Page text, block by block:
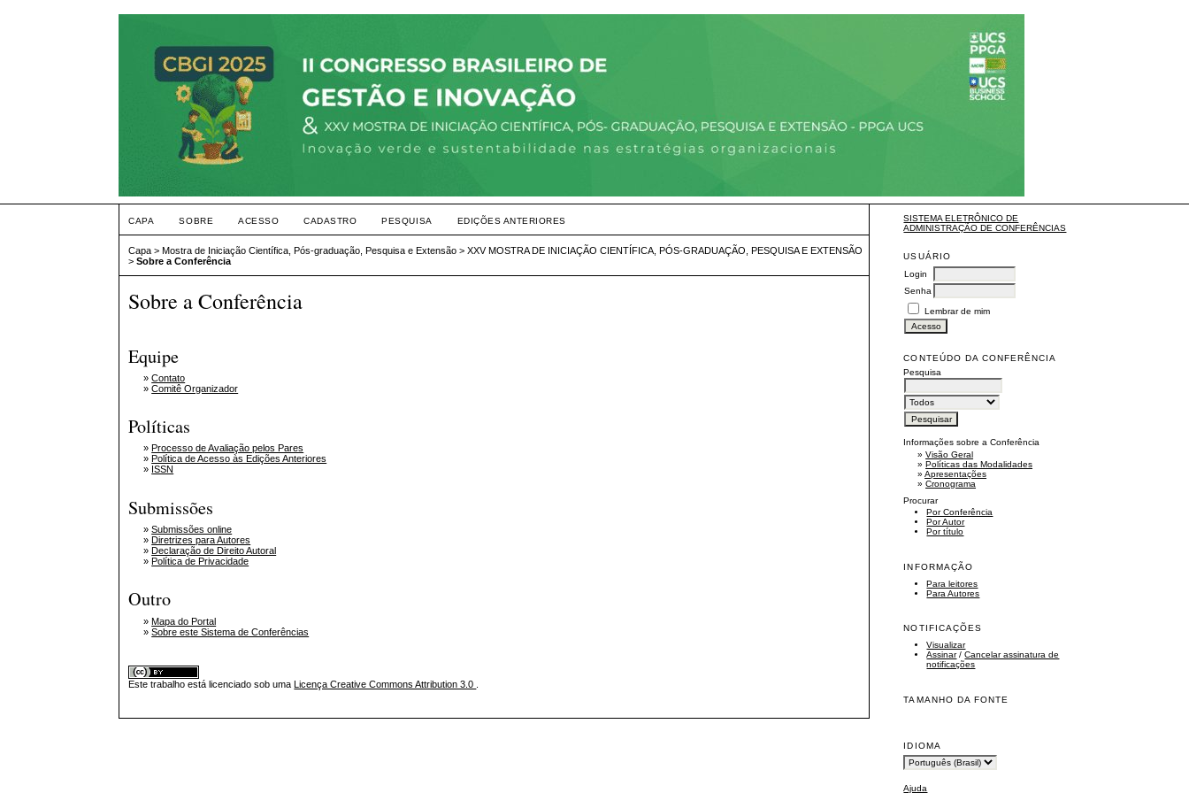
SISTEMA ELETRÔNICO DE
ADMINISTRAÇÃO DE CONFERÊNCIAS
USUÁRIO
Login
Senha
Lembrar de mim
CONTEÚDO DA CONFERÊNCIA
Pesquisa
Informações sobre a Conferência
»Visão Geral
»Políticas das Modalidades
»Apresentações
»Cronograma
Procurar
Por Conferência
Por Autor
Por título
INFORMAÇÃO
Para leitores
Para Autores
NOTIFICAÇÕES
Visualizar
Assinar/Cancelar assinatura de
notificações
TAMANHO DA FONTE
IDIOMA
Ajuda
CAPA SOBRE ACESSO CADASTRO PESQUISA EDIÇÕES ANTERIORES
Capa >Mostra de Iniciação Científica, Pós-graduação, Pesquisa e Extensão >XXV MOSTRA DE INICIAÇÃO CIENTÍFICA, PÓS-GRADUAÇÃO, PESQUISA E EXTENSÃO
>Sobre a Conferência
Sobre a Conferência
Equipe
»Contato
»Comitê Organizador
Políticas
» Processo de Avaliação pelos Pares
» Política de Acesso às Edições Anteriores
» ISSN
Submissões
»Submissões online
»Diretrizes para Autores
»Declaração de Direito Autoral
»Política de Privacidade
Outro
»Mapa do Portal
»Sobre este Sistema de Conferências
Este trabalho está licenciado sob umaLicença Creative Commons Attribution 3.0